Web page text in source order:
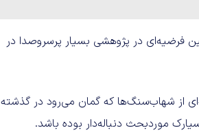
فرضیه‌ای در پژوهشی بسیار پرسروصدا در
از شهاب‌سنگ‌ها که گمان می‌رود در گذشته
موردبحث دنباله‌دار بوده باشد.